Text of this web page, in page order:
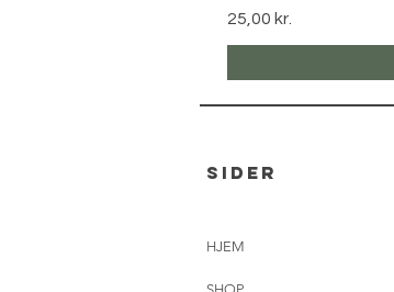
Pris
25,00 kr.
sider
HJEM